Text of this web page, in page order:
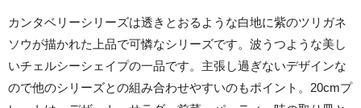
カンタベリーシリーズは透きとおるような白地に紫のツリガネ
ソウが描かれた上品で可憐なシリーズです。波うつような美し
いチェルシーシェイプの一品です。主張し過ぎないデザインな
ので他のシリーズとの組み合わせやすいのもポイント。20cmプ